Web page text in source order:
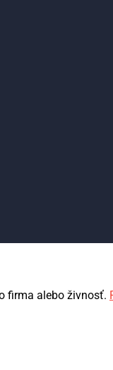
firma alebo živnosť.